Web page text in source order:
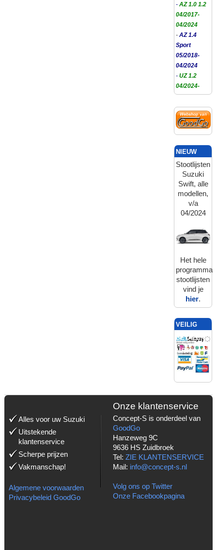
- AZ 1.0 1.2
04/2017-
04/2024
- AZ 1.4
Sport
05/2018-
04/2024
- UZ 1.2
04/2024-
NIEUW
Stootlijsten
Suzuki
Swift, alle
modellen,
v/a
04/2024
Het hele
programma
stootlijsten
vind je
hier.
VEILIG
BETALEN
MET:
Alles voor uw Suzuki
Uitstekende
klantenservice
Scherpe prijzen
Vakmanschap!
Algemene voorwaarden
Privacybeleid GoodGo
Onze klantenservice
Concept-S is onderdeel van
GoodGo
Hanzeweg 9C
9636 HS Zuidbroek
Tel: ZIE KLANTENSERVICE
Mail: info@concept-s.nl
Volg ons op Twitter
Onze Facebookpagina